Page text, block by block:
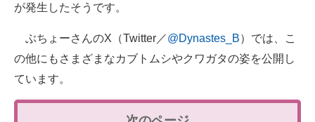
が発生したそうです。
ぶちょーさんのX（Twitter／@Dynastes_B）では、こ
の他にもさまざまなカブトムシやクワガタの姿を公開し
ています。